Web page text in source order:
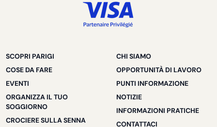
SCOPRI PARIGI
COSE DA FARE
EVENTI
ORGANIZZA IL TUO
SOGGIORNO
CROCIERE SULLA SENNA
CHI SIAMO
OPPORTUNITÀ DI LAVORO
PUNTI INFORMAZIONE
NOTIZIE
INFORMAZIONI PRATICHE
CONTATTACI